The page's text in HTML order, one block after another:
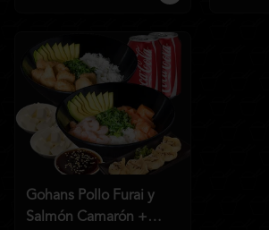
Gohans Pollo Furai y
Salmón Camarón +